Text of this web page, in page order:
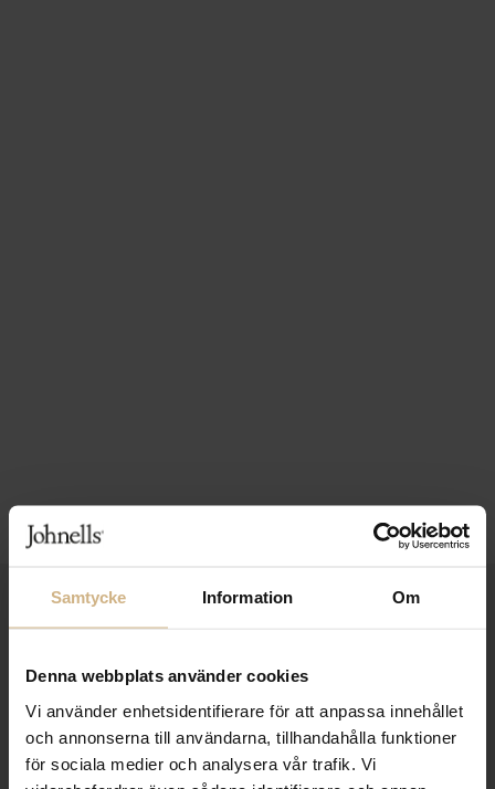
Samtycke Information Om
Denna webbplats använder cookies
Vi använder enhetsidentifierare för att anpassa innehållet
och annonserna till användarna, tillhandahålla funktioner
för sociala medier och analysera vår trafik. Vi
1-3 VARDAGARS LEVERANS